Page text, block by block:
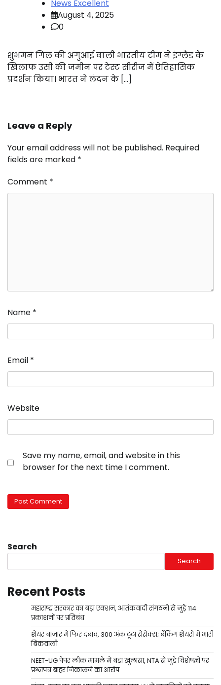
News Excellent
August 4, 2025
0
शुभमन गिल की अगुआई वाली भारतीय टीम ने इंग्लैंड के
खिलाफ उसी की जमीन पर टेस्ट सीरीज में ऐतिहासिक
प्रदर्शन किया। भारत ने लंदन के […]
Leave a Reply
Your email address will not be published. Required
fields are marked *
Comment *
Name *
Email *
Website
Save my name, email, and website in this
browser for the next time I comment.
Search
Search
Recent Posts
महाराष्ट्र सरकार का बड़ा एक्शन, आतंकवादी संगठनों से जुड़े 114
प्रकाशनों पर प्रतिबंध
शेयर बाजार में फिर दबाव, 300 अंक टूटा सेंसेक्स; बैंकिंग शेयरों में भारी
बिकवाली
NEET-UG पेपर लीक मामले में बड़ा खुलासा, NTA से जुड़े विशेषज्ञों पर
प्रश्नपत्र बाहर निकालने का आरोप